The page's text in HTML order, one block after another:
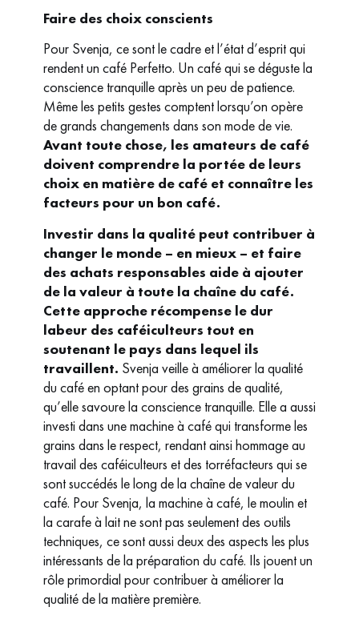
Faire des choix conscients
Pour Svenja, ce sont le cadre et l’état d’esprit qui
rendent un café Perfetto. Un café qui se déguste la
conscience tranquille après un peu de patience.
Même les petits gestes comptent lorsqu’on opère
de grands changements dans son mode de vie.
Avant toute chose, les amateurs de café
doivent comprendre la portée de leurs
choix en matière de café et connaître les
facteurs pour un bon café.
Investir dans la qualité peut contribuer à
changer le monde – en mieux – et faire
des achats responsables aide à ajouter
de la valeur à toute la chaîne du café.
Cette approche récompense le dur
labeur des caféiculteurs tout en
soutenant le pays dans lequel ils
travaillent. Svenja veille à améliorer la qualité
du café en optant pour des grains de qualité,
qu’elle savoure la conscience tranquille. Elle a aussi
investi dans une machine à café qui transforme les
grains dans le respect, rendant ainsi hommage au
travail des caféiculteurs et des torréfacteurs qui se
sont succédés le long de la chaîne de valeur du
café. Pour Svenja, la machine à café, le moulin et
la carafe à lait ne sont pas seulement des outils
techniques, ce sont aussi deux des aspects les plus
intéressants de la préparation du café. Ils jouent un
rôle primordial pour contribuer à améliorer la
qualité de la matière première.